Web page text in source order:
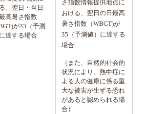
、翌日・当日
高暑さ指数
が33（予測
達する場合
さ指数情報提供地点に
おける、翌日の日最高
暑さ指数（WBGT)が
35（予測値）に達する
場合
（また、自然的社会的
状況により、熱中症に
よる人の健康に係る重
大な被害が生ずる恐れ
があると認められる場
合）